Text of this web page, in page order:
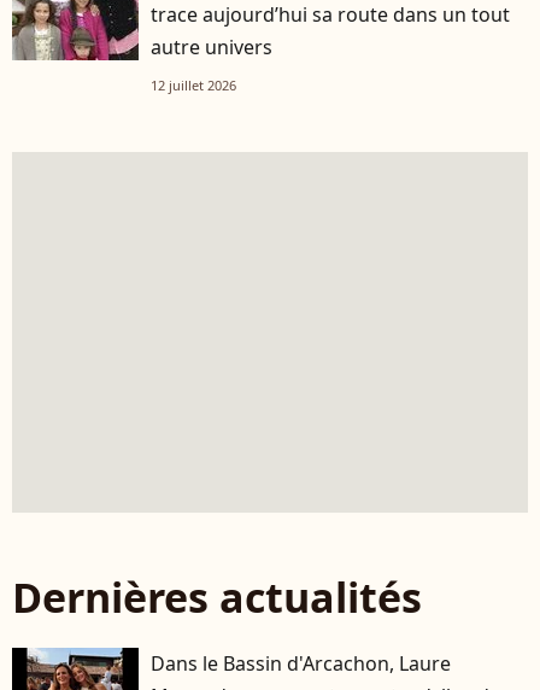
trace aujourd’hui sa route dans un tout
autre univers
12 juillet 2026
Dernières actualités
Dans le Bassin d'Arcachon, Laure